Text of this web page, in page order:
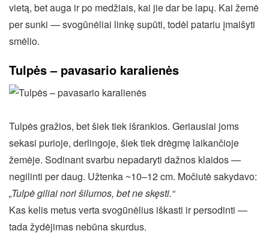
vietą, bet auga ir po medžiais, kai jie dar be lapų. Kai žemė
per sunki — svogūnėliai linkę supūti, todėl patariu įmaišyti
smėlio.
Tulpės – pavasario karalienės
Tulpės gražios, bet šiek tiek išrankios. Geriausiai joms
sekasi purioje, derlingoje, šiek tiek drėgmę laikančioje
žemėje. Sodinant svarbu nepadaryti dažnos klaidos —
negilinti per daug. Užtenka ~10–12 cm. Močiutė sakydavo:
„Tulpė giliai nori šilumos, bet ne skęsti.“
Kas kelis metus verta svogūnėlius iškasti ir persodinti —
tada žydėjimas nebūna skurdus.